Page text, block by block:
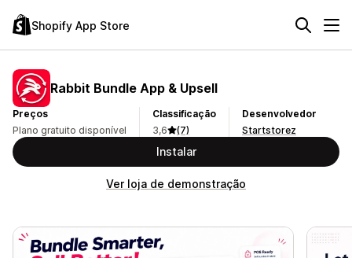
Shopify App Store
Rabbit Bundle App & Upsell
Preços
Plano gratuito disponível
Classificação
3,6
(7)
Desenvolvedor
Startstorez
Instalar
Ver loja de demonstração